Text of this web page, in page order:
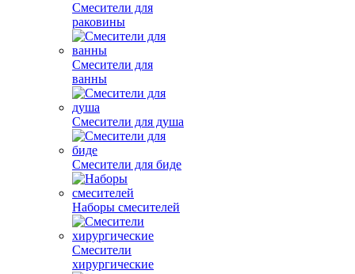
Смесители для
раковины
Смесители для
ванны
Смесители для душа
Смесители для биде
Наборы смесителей
Смесители
хирургические